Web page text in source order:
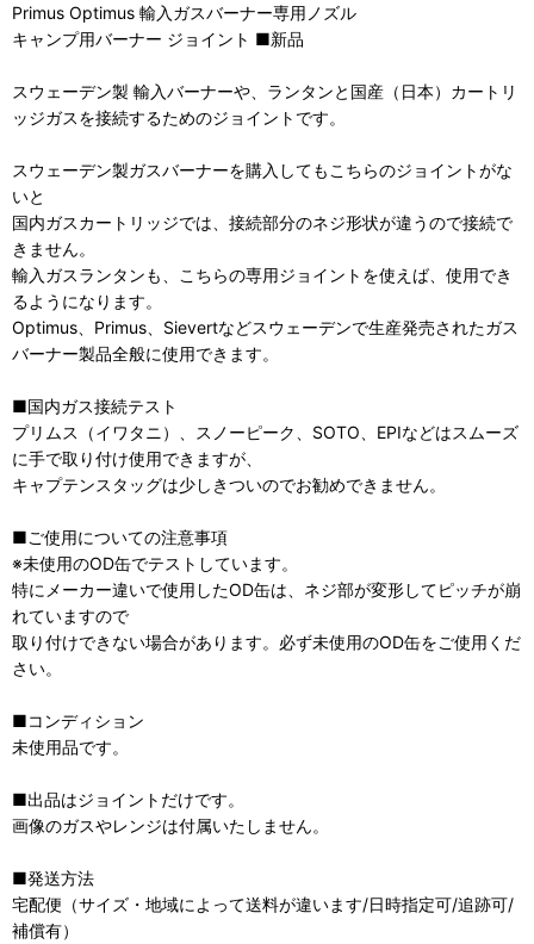
Primus Optimus 輸入ガスバーナー専用ノズル
キャンプ用バーナー ジョイント ■新品
スウェーデン製 輸入バーナーや、ランタンと国産（日本）カートリ
ッジガスを接続するためのジョイントです。
スウェーデン製ガスバーナーを購入してもこちらのジョイントがな
いと
国内ガスカートリッジでは、接続部分のネジ形状が違うので接続で
きません。
輸入ガスランタンも、こちらの専用ジョイントを使えば、使用でき
るようになります。
Optimus、Primus、Sievertなどスウェーデンで生産発売されたガス
バーナー製品全般に使用できます。
■国内ガス接続テスト
プリムス（イワタニ）、スノーピーク、SOTO、EPIなどはスムーズ
に手で取り付け使用できますが、
キャプテンスタッグは少しきついのでお勧めできません。
■ご使用についての注意事項
※未使用のOD缶でテストしています。
特にメーカー違いで使用したOD缶は、ネジ部が変形してピッチが崩
れていますので
取り付けできない場合があります。必ず未使用のOD缶をご使用くだ
さい。
■コンディション
未使用品です。
■出品はジョイントだけです。
画像のガスやレンジは付属いたしません。
■発送方法
宅配便（サイズ・地域によって送料が違います/日時指定可/追跡可/
補償有）